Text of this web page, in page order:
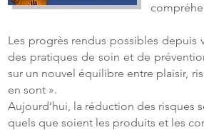
Les progrès rendus possibles depuis
des pratiques de soin et de
sur un nouvel équilibre entre plaisir,
en sont ».
Aujourd’hui, la réduction des risques
quels que soient les produits et les